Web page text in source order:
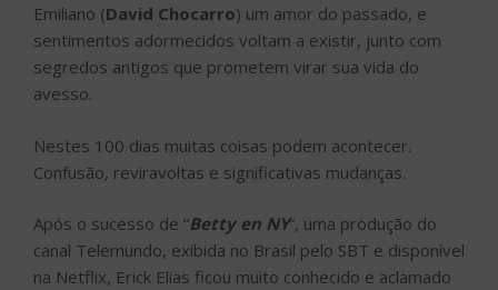
Emiliano (David Chocarro) um amor do passado, e
sentimentos adormecidos voltam a existir, junto com
segredos antigos que prometem virar sua vida do
avesso.
Nestes 100 dias muitas coisas podem acontecer.
Confusão, reviravoltas e significativas mudanças.
Após o sucesso de “Betty en NY“, uma produção do
canal Telemundo, exibida no Brasil pelo SBT e disponível
na Netflix, Erick Elias ficou muito conhecido e aclamado